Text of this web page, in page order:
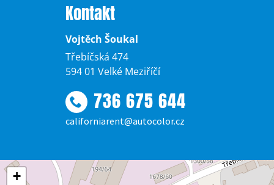
Kontakt
Vojtěch Šoukal
Třebíčská 474
594 01 Velké Meziříčí
736 675 644
californiarent@autocolor.cz
+